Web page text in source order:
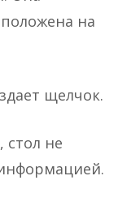
на
щелчок.
стол не